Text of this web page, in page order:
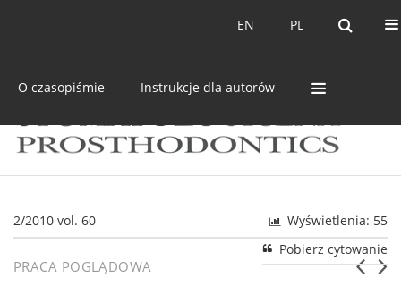
PL
EN PL
EN
O czasopiśmie Instrukcje dla autorów
2/2010 vol. 60
Wyświetlenia: 55
Pobierz cytowanie
PRACA POGLĄDOWA